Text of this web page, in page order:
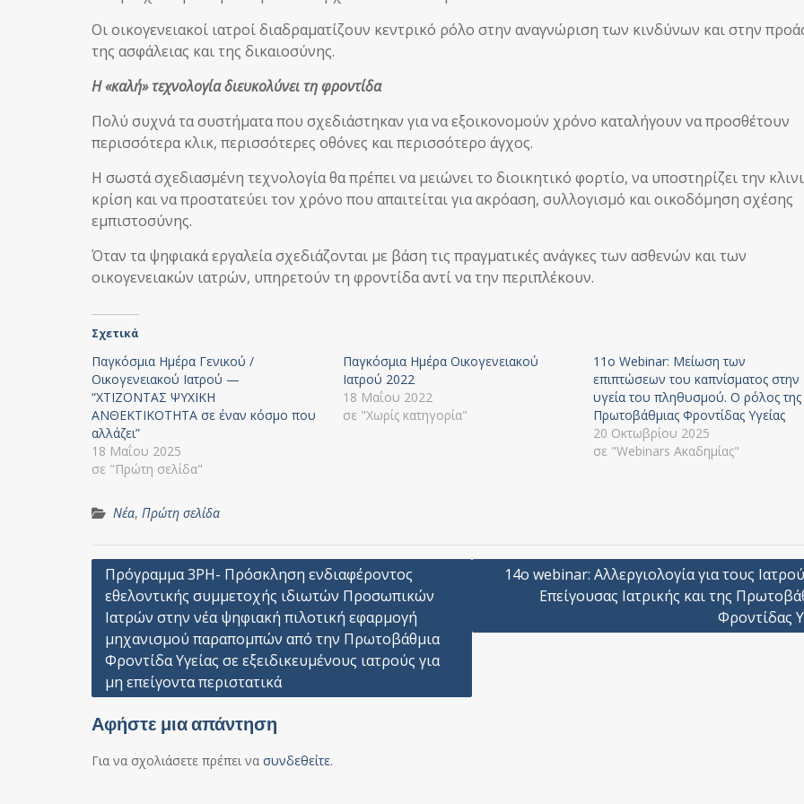
Οι οικογενειακοί ιατροί διαδραματίζουν κεντρικό ρόλο στην αναγνώριση των κινδύνων και στην
της ασφάλειας και της δικαιοσύνης.
Η «καλή» τεχνολογία διευκολύνει τη φροντίδα
Πολύ συχνά τα συστήματα που σχεδιάστηκαν για να εξοικονομούν χρόνο καταλήγουν να προσθέτουν
περισσότερα κλικ, περισσότερες οθόνες και περισσότερο άγχος.
Η σωστά σχεδιασμένη τεχνολογία θα πρέπει να μειώνει το διοικητικό φορτίο, να υποστηρίζει την
κρίση και να προστατεύει τον χρόνο που απαιτείται για ακρόαση, συλλογισμό και οικοδόμηση σχέσης
εμπιστοσύνης.
Όταν τα ψηφιακά εργαλεία σχεδιάζονται με βάση τις πραγματικές ανάγκες των ασθενών και των
οικογενειακών ιατρών, υπηρετούν τη φροντίδα αντί να την περιπλέκουν.
Σχετικά
Παγκόσμια Ημέρα Γενικού /
Οικογενειακού Ιατρού —
“ΧΤΙΖΟΝΤΑΣ ΨΥΧΙΚΗ
ΑΝΘΕΚΤΙΚΟΤΗΤΑ σε έναν κόσμο που
αλλάζει”
18 Μαΐου 2025
σε "Πρώτη σελίδα"
Παγκόσμια Ημέρα Οικογενειακού
Ιατρού 2022
18 Μαΐου 2022
σε "Χωρίς κατηγορία"
11o Webinar: Μείωση των
επιπτώσεων του καπνίσματος στην
υγεία του πληθυσμού. Ο ρόλος της
Πρωτοβάθμιας Φροντίδας Υγείας
20 Οκτωβρίου 2025
σε "Webinars Ακαδημίας"
Νέα, Πρώτη σελίδα
Πλοήγηση
άρθρων
Πρόγραμμα 3PH- Πρόσκληση ενδιαφέροντος
εθελοντικής συμμετοχής ιδιωτών Προσωπικών
Ιατρών στην νέα ψηφιακή πιλοτική εφαρμογή
μηχανισμού παραπομπών από την Πρωτοβάθμια
Φροντίδα Υγείας σε εξειδικευμένους ιατρούς για
μη επείγοντα περιστατικά
14ο webinar: Αλλεργιολογία για τους
Επείγουσας Ιατρικής και της
Φροντίδας
Αφήστε μια απάντηση
Για να σχολιάσετε πρέπει να συνδεθείτε.